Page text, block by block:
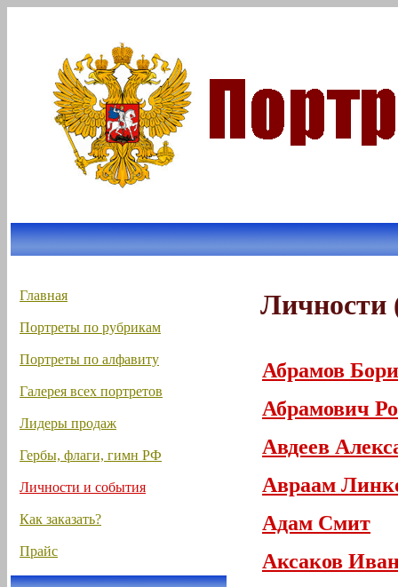
Главная
Портреты по рубрикам
Портреты по алфавиту
Галерея всех портретов
Лидеры продаж
Гербы, флаги, гимн РФ
Личности и события
Как заказать?
Прайс
Личности
Абрамов
Абрамович
Авдеев
Авраам
Адам Смит
Аксаков